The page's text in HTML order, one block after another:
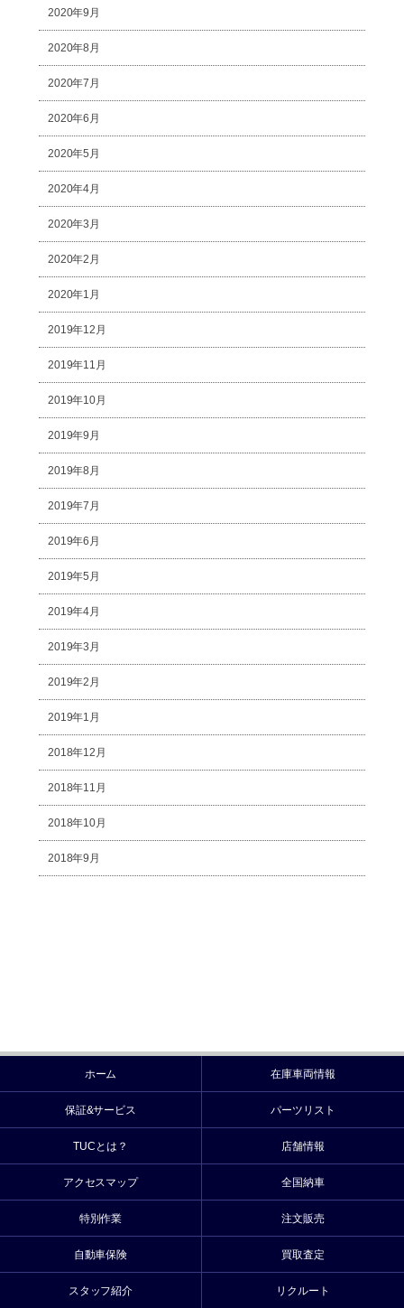
2020年9月
2020年8月
2020年7月
2020年6月
2020年5月
2020年4月
2020年3月
2020年2月
2020年1月
2019年12月
2019年11月
2019年10月
2019年9月
2019年8月
2019年7月
2019年6月
2019年5月
2019年4月
2019年3月
2019年2月
2019年1月
2018年12月
2018年11月
2018年10月
2018年9月
ホーム 在庫車両情報
保証&サービス パーツリスト
TUCとは？ 店舗情報
アクセスマップ 全国納車
特別作業 注文販売
自動車保険 買取査定
スタッフ紹介 リクルート